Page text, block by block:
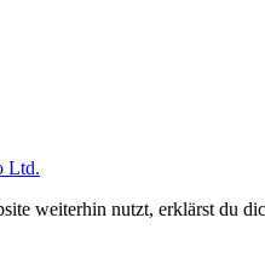
Ltd.
weiterhin nutzt, erklärst du